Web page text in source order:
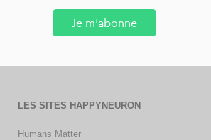
Je m'abonne
LES SITES HAPPYNEURON
Humans Matter